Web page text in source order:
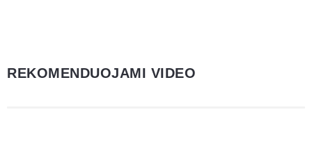
REKOMENDUOJAMI VIDEO